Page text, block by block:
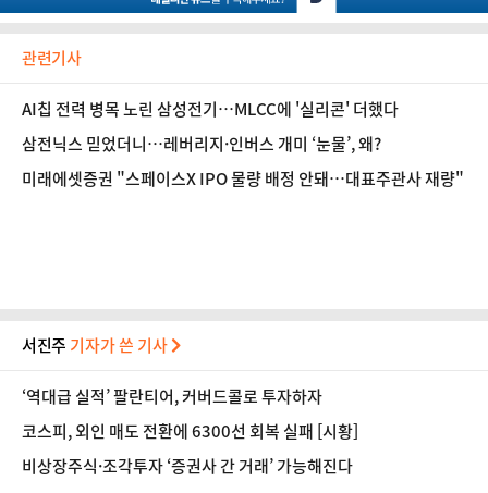
관련기사
AI칩 전력 병목 노린 삼성전기…MLCC에 '실리콘' 더했다
삼전닉스 믿었더니…레버리지·인버스 개미 ‘눈물’, 왜?
미래에셋증권 "스페이스X IPO 물량 배정 안돼…대표주관사 재량"
서진주 기자가 쓴 기사
‘역대급 실적’ 팔란티어, 커버드콜로 투자하자
코스피, 외인 매도 전환에 6300선 회복 실패 [시황]
비상장주식·조각투자 ‘증권사 간 거래’ 가능해진다